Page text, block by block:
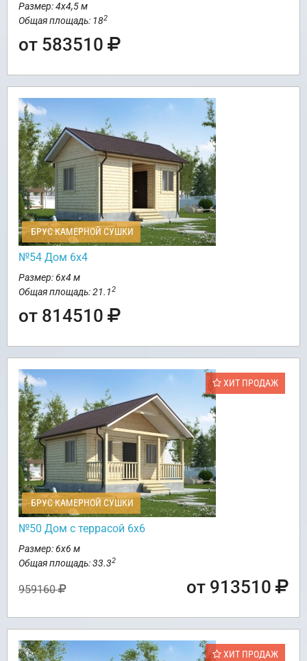
Размер: 4х4,5 м
Общая площадь: 182
от 583510
БРУС КАМЕРНОЙ СУШКИ
№54 Дом 6х4
Размер: 6х4 м
Общая площадь: 21.12
от 814510
ХИТ ПРОДАЖ
БРУС КАМЕРНОЙ СУШКИ
№50 Дом с террасой 6х6
Размер: 6х6 м
Общая площадь: 33.32
959160 от 913510
ХИТ ПРОДАЖ